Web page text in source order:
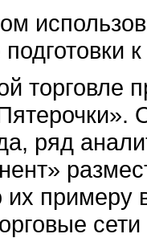
ряд
примеру